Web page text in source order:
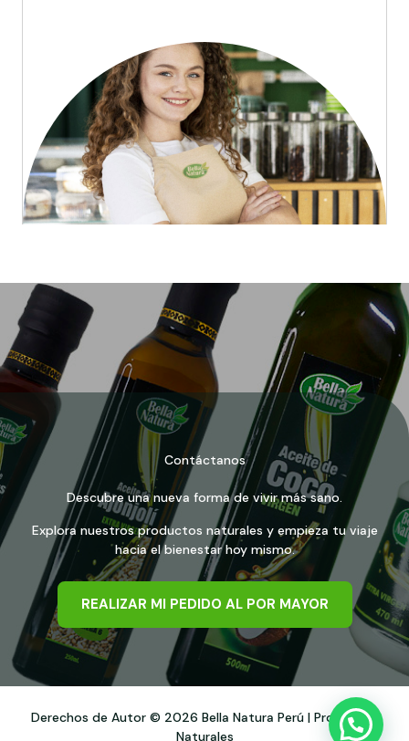
Contáctanos
Descubre una nueva forma de vivir más sano.
Explora nuestros productos naturales y empieza tu viaje
hacia el bienestar hoy mismo.
REALIZAR MI PEDIDO AL POR MAYOR
Derechos de Autor © 2026 Bella Natura Perú | Productos
Naturales